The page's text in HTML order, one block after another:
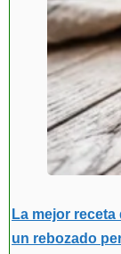
La mejor
un rebozado